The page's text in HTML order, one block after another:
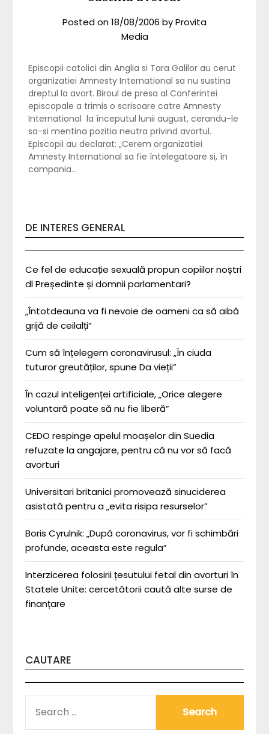
Posted on18/08/2006 byProvita
Media
Episcopii catolici din Anglia si Tara Galilor au cerut
organizatiei Amnesty International sa nu sustina
dreptul la avort. Biroul de presa al Conferintei
episcopale a trimis o scrisoare catre Amnesty
International la începutul lunii august, cerandu-le
sa-si mentina pozitia neutra privind avortul.
Episcopii au declarat: „Cerem organizatiei
Amnesty International sa fie întelegatoare si, în
campania…
DE INTERES GENERAL
Ce fel de educație sexuală propun copiilor noștri
dl Președinte și domnii parlamentari?
„Întotdeauna va fi nevoie de oameni ca să aibă
grijă de ceilalți”
Cum să înțelegem coronavirusul: „În ciuda
tuturor greutăților, spune Da vieții”
În cazul inteligenței artificiale, „Orice alegere
voluntară poate să nu fie liberă”
CEDO respinge apelul moașelor din Suedia
refuzate la angajare, pentru că nu vor să facă
avorturi
Universitari britanici promovează sinuciderea
asistată pentru a „evita risipa resurselor”
Boris Cyrulnik: „După coronavirus, vor fi schimbări
profunde, aceasta este regula”
Interzicerea folosirii țesutului fetal din avorturi în
Statele Unite: cercetătorii caută alte surse de
finanțare
CAUTARE
FOR: